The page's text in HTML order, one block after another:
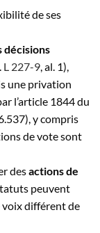
de ses
décisions
L 227-9, al. 1),
une privation
l’article 1844 du
y compris
de vote sont
desactions de
peuvent
voix différent de